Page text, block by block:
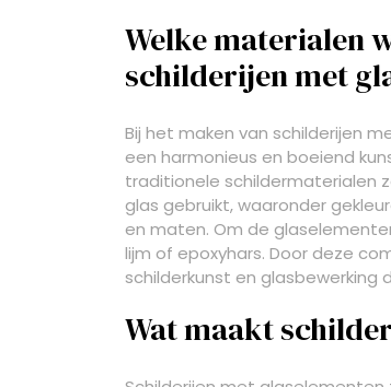
Welke materialen
schilderijen met
Bij het maken van schilderijen
een harmonieus en boeiend
traditionele schildermaterialen
glas gebruikt, waaronder
en maten. Om de
lijm of epoxyhars. Door deze
schilderkunst en
Wat maakt